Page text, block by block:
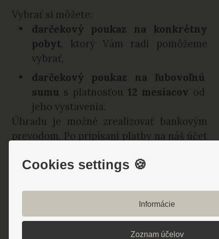
Vybrať si môžete:
darčekový poukaz na konkrétny
pobyt, ktorý Vám radi pomôžeme
vybrať,
darčekový poukaz na ľubovoľnú
sumu s platnosťou 12 mesiacov od
jeho vystavenia.
Úhradu je možné zrealizovať bankovým
prevodom. Po pripísaní platby na náš účet
poštou alebo emailom.
Cenníky
Cookies settings 🍪
Informácie
Zoznam účelov